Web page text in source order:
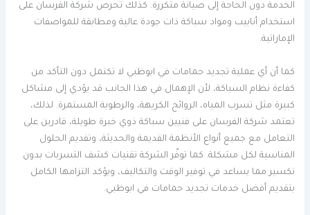
الخدمة دون الحاجة إلى صيانة متكررة. كذلك تحرص شركة الفرسان على
استخدام أنابيب ومواد سباكة ذات جودة عالية ومطابقة للمواصفات
الإماراتية.
كما أن أي عملية تجديد حمامات في ابوظبي لا تكتمل دون التأكد من
كفاءة نظام السباكة، لأن الإهمال في هذا الجانب قد يؤدي إلى مشاكل
كبيرة مثل تسرب المياه، الروائح الكريهة، والرطوبة المستمرة. لذلك،
تعتمد شركة الفرسان على فنيين سباكة ذوي خبرة طويلة، قادرين على
التعامل مع جميع أنواع الأنظمة القديمة والحديثة، وتقديم الحلول
المناسبة لكل مشكلة. كما توفّر الشركة تقنيات كشف التسربات بدون
تكسير مما يساعد في توفير الوقت والتكاليف، ويؤكد التزامها الكامل
بتقديم أفضل خدمات تجديد حمامات في ابوظبي.